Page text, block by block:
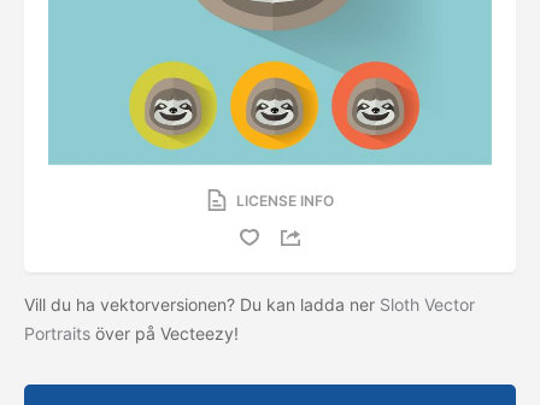
LICENSE INFO
Vill du ha vektorversionen? Du kan ladda ner Sloth Vector
Portraits över på Vecteezy!